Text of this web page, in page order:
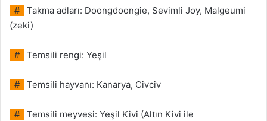
#
Takma adları: Doongdoongie, Sevimli Joy, Malgeumi
(zeki)
# Temsili rengi: Yeşil
# Temsili hayvanı: Kanarya, Civciv
#
Temsili meyvesi: Yeşil Kivi (Altın Kivi ile